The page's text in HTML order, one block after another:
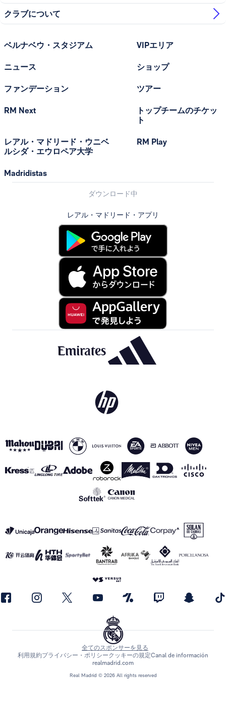
クラブについて
ベルナベウ・スタジアム
ニュース
ファンデーション
RM Next
レアル・マドリード・ウニベ
ルシダ・エウロペア大学
Madridistas
VIPエリア
ショップ
ツアー
トップチームのチケッ
ト
RM Play
ダウンロード中
レアル・マドリード・アプリ
Real Madrid © 2026 All rights reserved
全てのスポンサーを見る
利用規約プライバシー・ポリシークッキーの規定Canal de información
realmadrid.com